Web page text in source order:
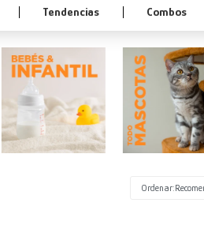
Tendencias Combos